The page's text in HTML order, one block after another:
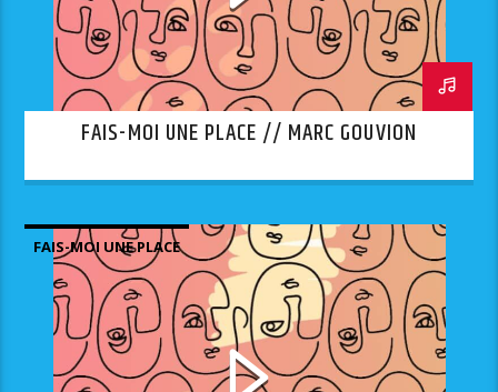
FAIS-MOI UNE PLACE // MARC GOUVION
FAIS-MOI UNE PLACE